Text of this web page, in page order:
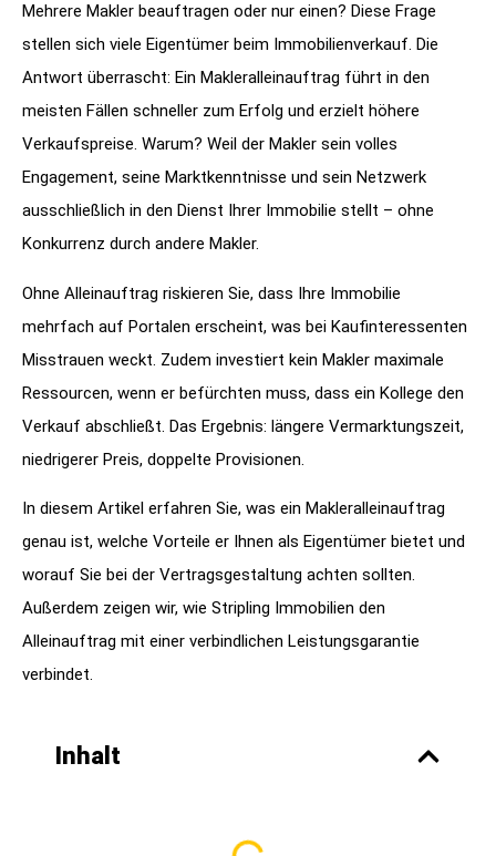
Mehrere Makler beauftragen oder nur einen? Diese Frage
stellen sich viele Eigentümer beim Immobilienverkauf. Die
Antwort überrascht: Ein Makleralleinauftrag führt in den
meisten Fällen schneller zum Erfolg und erzielt höhere
Verkaufspreise. Warum? Weil der Makler sein volles
Engagement, seine Marktkenntnisse und sein Netzwerk
ausschließlich in den Dienst Ihrer Immobilie stellt – ohne
Konkurrenz durch andere Makler.
Ohne Alleinauftrag riskieren Sie, dass Ihre Immobilie
mehrfach auf Portalen erscheint, was bei Kaufinteressenten
Misstrauen weckt. Zudem investiert kein Makler maximale
Ressourcen, wenn er befürchten muss, dass ein Kollege den
Verkauf abschließt. Das Ergebnis: längere Vermarktungszeit,
niedrigerer Preis, doppelte Provisionen.
In diesem Artikel erfahren Sie, was ein Makleralleinauftrag
genau ist, welche Vorteile er Ihnen als Eigentümer bietet und
worauf Sie bei der Vertragsgestaltung achten sollten.
Außerdem zeigen wir, wie Stripling Immobilien den
Alleinauftrag mit einer verbindlichen Leistungsgarantie
verbindet.
Inhalt